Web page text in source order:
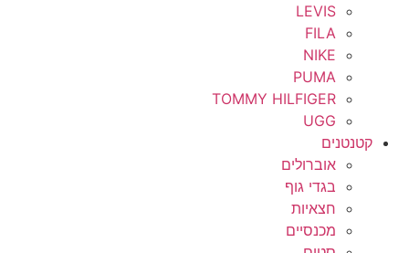
LEVIS
FILA
NIKE
PUMA
TOMMY HILFIGER
UGG
קטנטנים
אוברולים
בגדי גוף
חצאיות
מכנסיים